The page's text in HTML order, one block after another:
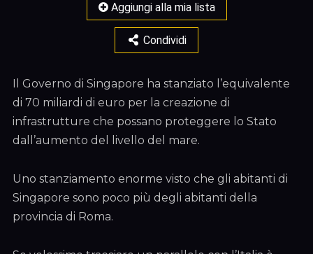
Aggiungi alla mia lista
Condividi
Il Governo di Singapore ha stanziato l’equivalente
di 70 miliardi di euro per la creazione di
infrastrutture che possano proteggere lo Stato
dall’aumento del livello del mare.
Uno stanziamento enorme visto che gli abitanti di
Singapore sono poco più degli abitanti della
provincia di Roma.